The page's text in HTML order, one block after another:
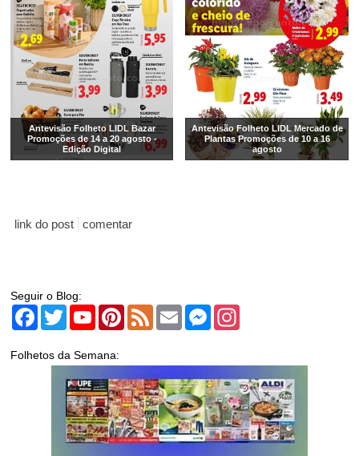
Antevisão Folheto LIDL Bazar
Promoções de 14 a 20 agosto -
Edição Digital
Antevisão Folheto LIDL Mercado de
Plantas Promoções de 10 a 16
agosto
link do post comentar
Seguir o Blog:
Facebook
TwitterYouTubePinterest
Feed Email Messenger
Folhetos da Semana: